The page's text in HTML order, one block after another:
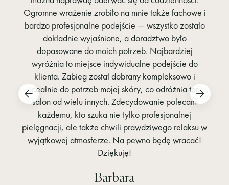
Ogromne wrażenie zrobiło na mnie także fachowe i
bardzo profesjonalne podejście — wszystko zostało
dokładnie wyjaśnione, a doradztwo było
dopasowane do moich potrzeb. Najbardziej
wyróżnia to miejsce indywidualne podejście do
klienta. Zabieg został dobrany kompleksowo i
idealnie do potrzeb mojej skóry, co odróżnia ten
salon od wielu innych. Zdecydowanie polecam
każdemu, kto szuka nie tylko profesjonalnej
pielęgnacji, ale także chwili prawdziwego relaksu w
wyjątkowej atmosferze. Na pewno będę wracać!
Dziękuję!
Barbara